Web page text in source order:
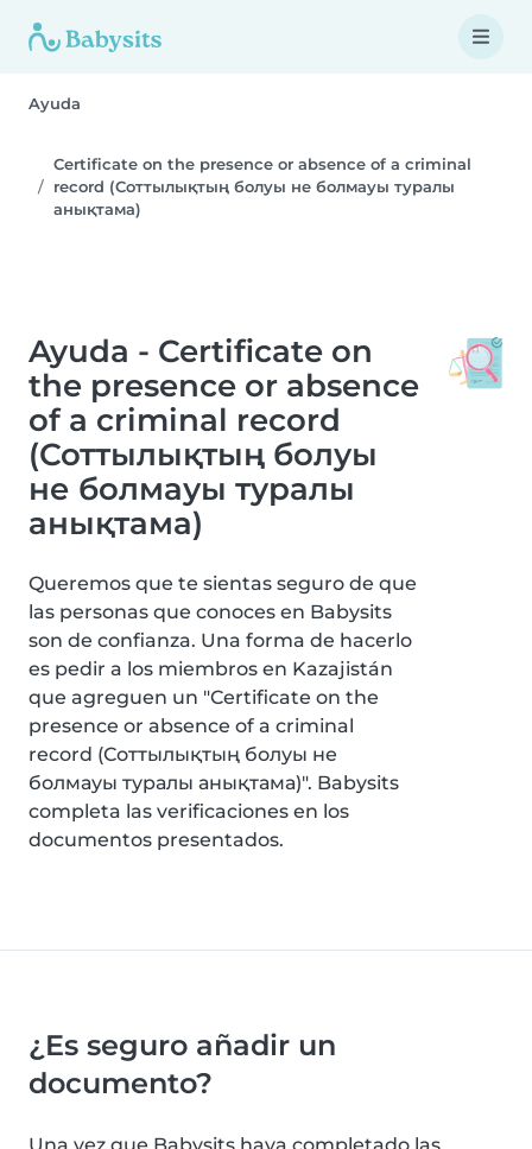
Ayuda
Certificate on the presence or absence of a criminal
record (Соттылықтың болуы не болмауы туралы
анықтама)
Ayuda - Certificate on
the presence or absence
of a criminal record
(Соттылықтың болуы
не болмауы туралы
анықтама)
Queremos que te sientas seguro de que
las personas que conoces en Babysits
son de confianza. Una forma de hacerlo
es pedir a los miembros en Kazajistán
que agreguen un "Certificate on the
presence or absence of a criminal
record (Соттылықтың болуы не
болмауы туралы анықтама)". Babysits
completa las verificaciones en los
documentos presentados.
¿Es seguro añadir un
documento?